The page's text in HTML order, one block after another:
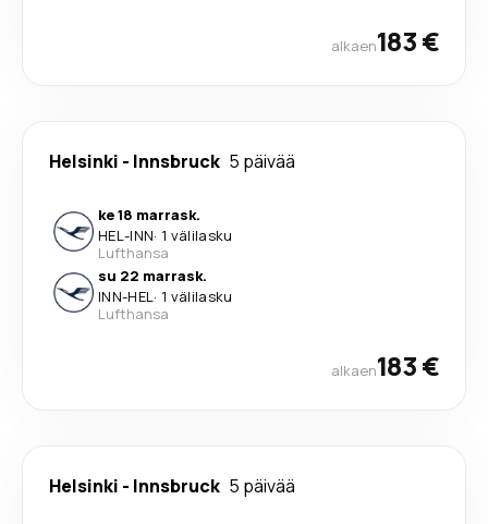
alkaen183 €
Helsinki - Innsbruck 5 päivää
ke 18 marrask.
HEL-INN· 1 välilasku
Lufthansa
su 22 marrask.
INN-HEL· 1 välilasku
Lufthansa
alkaen183 €
Helsinki - Innsbruck 5 päivää